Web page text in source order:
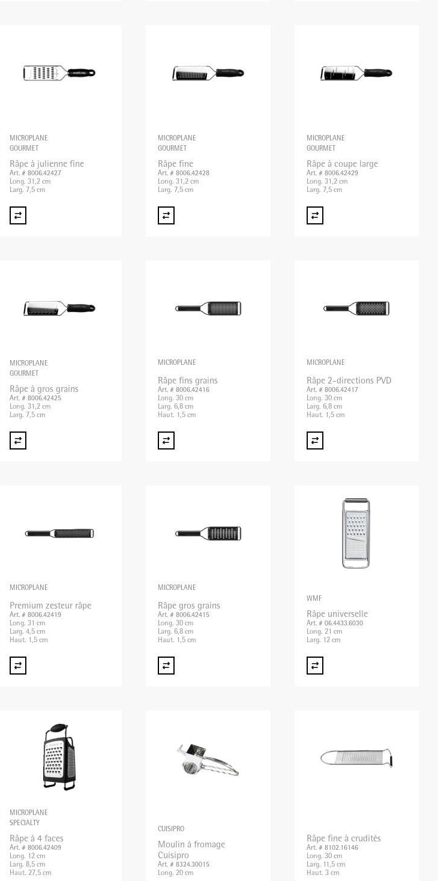
MICROPLANE
GOURMET
Râpe à julienne fine
Art. # 8006.42427
Long. 31,2 cm
Larg. 7,5 cm
MICROPLANE
GOURMET
Râpe fine
Art. # 8006.42428
Long. 31,2 cm
Larg. 7,5 cm
MICROPLANE
GOURMET
Râpe à coupe large
Art. # 8006.42429
Long. 31,2 cm
Larg. 7,5 cm
MICROPLANE
GOURMET
Râpe à gros grains
Art. # 8006.42425
Long. 31,2 cm
Larg. 7,5 cm
MICROPLANE
Râpe fins grains
Art. # 8006.42416
Long. 30 cm
Larg. 6,8 cm
Haut. 1,5 cm
MICROPLANE
Râpe 2-directions PVD
Art. # 8006.42417
Long. 30 cm
Larg. 6,8 cm
Haut. 1,5 cm
MICROPLANE
Premium zesteur râpe
Art. # 8006.42419
Long. 31 cm
Larg. 4,5 cm
Haut. 1,5 cm
MICROPLANE
Râpe gros grains
Art. # 8006.42415
Long. 30 cm
Larg. 6,8 cm
Haut. 1,5 cm
WMF
Râpe universelle
Art. # 06.4433.6030
Long. 21 cm
Larg. 12 cm
MICROPLANE
SPECIALTY
Râpe à 4 faces
Art. # 8006.42409
Long. 12 cm
Larg. 8,5 cm
Haut. 27,5 cm
CUISIPRO
Moulin à fromage
Cuisipro
Art. # 8324.30015
Long. 20 cm
Râpe fine à crudités
Art. # 8102.16146
Long. 30 cm
Larg. 11,5 cm
Haut. 3 cm